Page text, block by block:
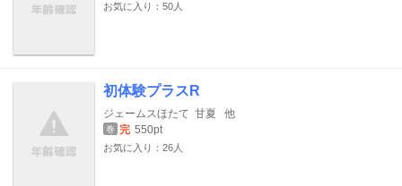
お気に入り：50人
初体験プラスR
ジェームスほたて 甘夏 他
巻 完 550pt
お気に入り：26人